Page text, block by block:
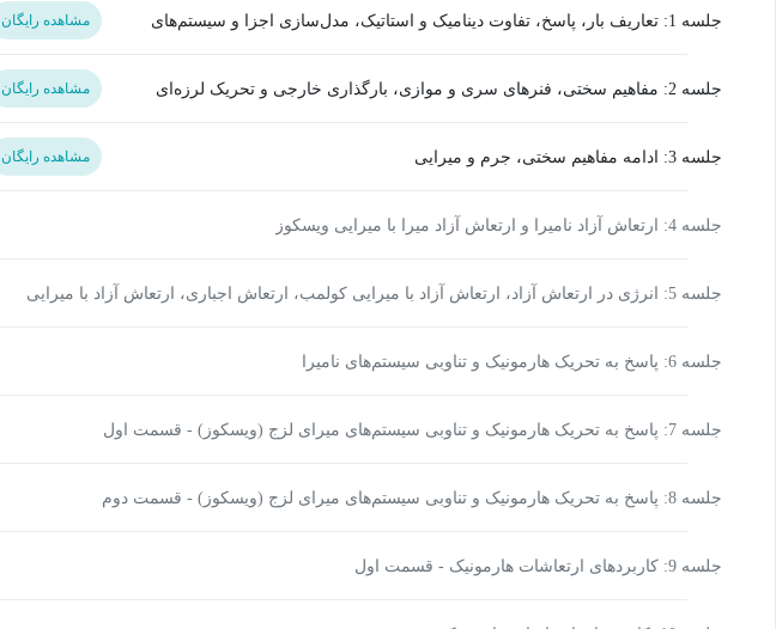
جلسه 1: تعاریف بار، پاسخ، تفاوت دینامیک و استاتیک، مدل‌سازی اجزا و سیستم‌های
مشاهده رایگان
جلسه 2: مفاهیم سختی، فنرهای سری و موازی، بارگذاری خارجی و تحریک لرزه‌ای مشاهده رایگان
جلسه 3: ادامه مفاهیم سختی، جرم و میرایی مشاهده رایگان
جلسه 4: ارتعاش آزاد نامیرا و ارتعاش آزاد میرا با میرایی ویسکوز
جلسه 5: انرژی در ارتعاش آزاد، ارتعاش آزاد با میرایی کولمب، ارتعاش اجباری، ارتعاش آزاد با میرایی
جلسه 6: پاسخ به تحریک هارمونیک و تناوبی سیستم‌های نامیرا
جلسه 7: پاسخ به تحریک هارمونیک و تناوبی سیستم‌های میرای لزج (ویسکوز) - قسمت اول
جلسه 8: پاسخ به تحریک هارمونیک و تناوبی سیستم‌های میرای لزج (ویسکوز) - قسمت دوم
جلسه 9: کاربردهای ارتعاشات هارمونیک - قسمت اول